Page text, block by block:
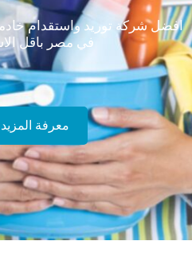
افضل شركة توريد واستقدام
في مصر باقل
معرفة المزيد